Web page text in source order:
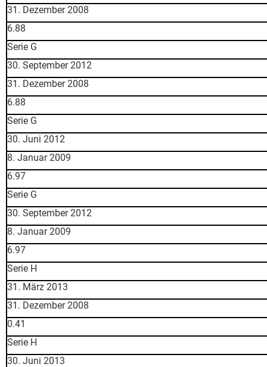
31. Dezember 2008
6.88
Serie G
30. September 2012
31. Dezember 2008
6.88
Serie G
30. Juni 2012
8. Januar 2009
6.97
Serie G
30. September 2012
8. Januar 2009
6.97
Serie H
31. März 2013
31. Dezember 2008
0.41
Serie H
30. Juni 2013